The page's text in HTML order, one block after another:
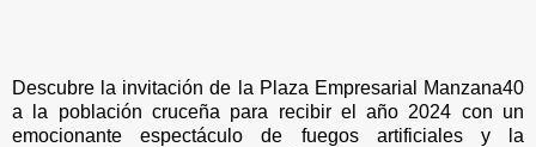
Descubre la invitación de la Plaza Empresarial Manzana40
a la población cruceña para recibir el año 2024 con un
emocionante espectáculo de fuegos artificiales y la